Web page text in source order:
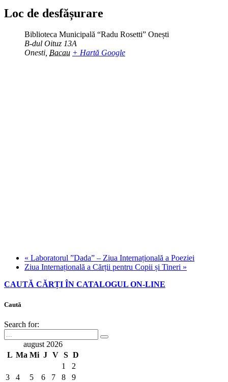
Loc de desfășurare
Biblioteca Municipală “Radu Rosetti” Onești
B-dul Oituz 13A
Onesti, Bacau + Hartă Google
« Laboratorul ”Dada” – Ziua Internațională a Poeziei
Ziua Internațională a Cărții pentru Copii și Tineri »
CAUTĂ CĂRȚI ÎN CATALOGUL ON-LINE
Caută
Search for:
august 2026
L Ma Mi J V S D
1
2
3
4 5 6 7 8
9